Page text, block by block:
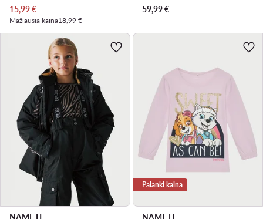
Dabartinė kaina
15,99€
Mažiausia kaina18,99 €
59,99€
Palanki kaina